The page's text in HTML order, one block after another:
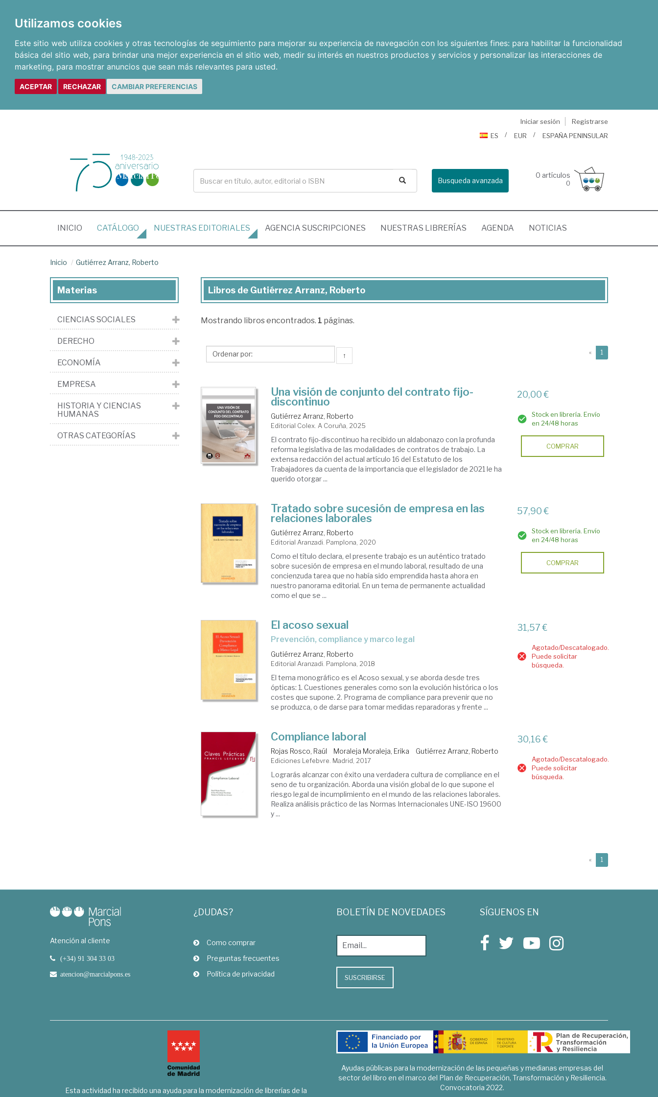
Utilizamos cookies
Este sitio web utiliza cookies y otras tecnologías de seguimiento para mejorar su experiencia de navegación con los siguientes fines: para habilitar la funcionalidad
básica del sitio web, para brindar una mejor experiencia en el sitio web, medir su interés en nuestros productos y servicios y personalizar las interacciones de
marketing, para mostrar anuncios que sean más relevantes para usted.
ACEPTAR RECHAZAR CAMBIAR PREFERENCIAS
Iniciar sesión
Registrarse
ES
EUR ESPAÑA PENINSULAR
Busqueda avanzada
0 artículos
0
INICIO (CURRENT)
CATÁLOGO NUESTRAS EDITORIALES AGENCIA SUSCRIPCIONES NUESTRAS LIBRERÍAS AGENDA NOTICIAS
Inicio Gutiérrez Arranz, Roberto
Libros
Gutiérrez
Roberto
Libros de Gutiérrez Arranz, Roberto
Mostrando libros encontrados. 1 páginas.
↑ « 1
Una visión de conjunto del contrato fijo-
discontinuo
Gutiérrez Arranz, Roberto
Editorial Colex. A Coruña, 2025
El contrato fijo-discontinuo ha recibido un aldabonazo con la profunda
reforma legislativa de las modalidades de contratos de trabajo. La
extensa redacción del actual artículo 16 del Estatuto de los
Trabajadores da cuenta de la importancia que el legislador de 2021 le ha
querido otorgar ...
20,00 €
Stock en librería. Envío
en 24/48 horas
COMPRAR
Tratado sobre sucesión de empresa en las
relaciones laborales
Gutiérrez Arranz, Roberto
Editorial Aranzadi. Pamplona, 2020
Como el título declara, el presente trabajo es un auténtico tratado
sobre sucesión de empresa en el mundo laboral, resultado de una
concienzuda tarea que no había sido emprendida hasta ahora en
nuestro panorama editorial. En un tema de permanente actualidad
como el que se ...
57,90 €
Stock en librería. Envío
en 24/48 horas
COMPRAR
El acoso sexual
prevención, compliance y marco legal
Gutiérrez Arranz, Roberto
Editorial Aranzadi. Pamplona, 2018
El tema monográfico es el Acoso sexual, y se aborda desde tres
ópticas: 1. Cuestiones generales como son la evolución histórica o los
costes que supone. 2. Programa de compliance para prevenir que no
se produzca, o de darse para tomar medidas reparadoras y frente ...
31,57 €
Agotado/Descatalogado.
Puede solicitar
búsqueda.
Compliance laboral
Rojas Rosco, Raúl Moraleja Moraleja, Erika Gutiérrez Arranz, Roberto
Ediciones Lefebvre. Madrid, 2017
Lograrás alcanzar con éxito una verdadera cultura de compliance en el
seno de tu organización. Aborda una visión global de lo que supone el
riesgo legal de incumplimiento en el mundo de las relaciones laborales.
Realiza análisis práctico de las Normas Internacionales UNE-ISO 19600
y ...
30,16 €
Agotado/Descatalogado.
Puede solicitar
búsqueda.
« 1
Materias
CIENCIAS SOCIALES
DERECHO
ECONOMÍA
EMPRESA
HISTORIA Y CIENCIAS
HUMANAS
OTRAS CATEGORÍAS
Atención al cliente
(+34) 91 304 33 03
atencion@marcialpons.es
¿DUDAS?
Como comprar
Preguntas frecuentes
Política de privacidad
BOLETÍN DE NOVEDADES
SUSCRIBIRSE
SÍGUENOS EN
Esta actividad ha recibido una ayuda para la modernización de librerías de la
Ayudas públicas para la modernización de las pequeñas y medianas empresas del
sector del libro en el marco del Plan de Recuperación, Transformación y Resiliencia.
Convocatoria 2022.